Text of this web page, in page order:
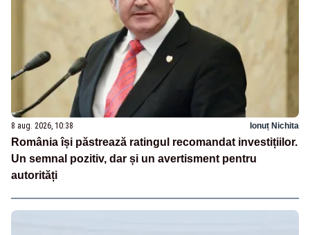
8 aug. 2026, 10:38 Ionuț Nichita
România își păstrează ratingul recomandat investițiilor.
Un semnal pozitiv, dar și un avertisment pentru
autorități